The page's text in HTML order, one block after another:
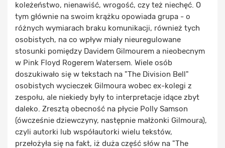
koleżeństwo, nienawiść, wrogość, czy też niechęć. O
tym głównie na swoim krążku opowiada grupa - o
różnych wymiarach braku komunikacji, również tych
osobistych, na co wpływ miały nieuregulowane
stosunki pomiędzy Davidem Gilmourem a nieobecnym
w Pink Floyd Rogerem Watersem. Wiele osób
doszukiwało się w tekstach na "The Division Bell"
osobistych wycieczek Gilmoura wobec ex-kolegi z
zespołu, ale niekiedy były to interpretacje idące zbyt
daleko. Zresztą obecność na płycie Polly Samson
(ówcześnie dziewczyny, następnie małżonki Gilmoura),
czyli autorki lub współautorki wielu tekstów,
przełożyła się na fakt, iż duża część słów na "The